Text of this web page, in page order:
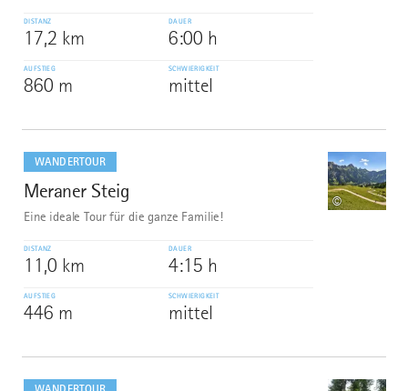
DISTANZ
17,2 km
DAUER
6:00 h
AUFSTIEG
860 m
SCHWIERIGKEIT
mittel
WANDERTOUR
8
Meraner Steig
©
Eine ideale Tour für die ganze Familie!
DISTANZ
11,0 km
DAUER
4:15 h
AUFSTIEG
446 m
SCHWIERIGKEIT
mittel
dazu
dazu